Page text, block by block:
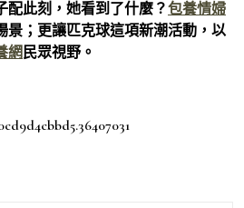
配此刻，她看到了什麼？包養情婦
景；更讓匹克球這項新潮活動，以
網 民眾視野。